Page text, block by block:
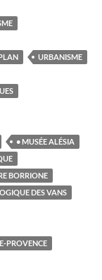
URBANISME
• MUSÉE ALÉSIA
BORRIONE
DES VANS
PROVENCE